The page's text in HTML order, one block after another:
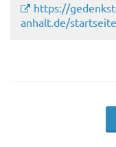
https://
anhalt.de/